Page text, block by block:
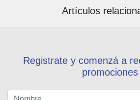
Artículos
Registrate y comenzá a
promociones